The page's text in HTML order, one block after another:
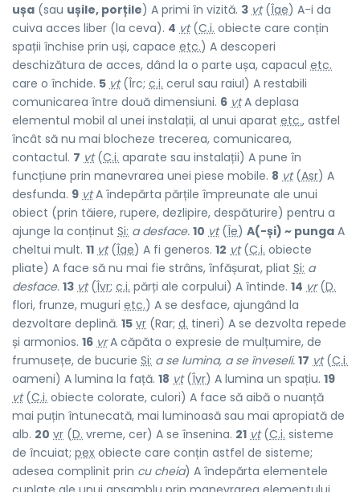
ușa (sau ușile, porțile) A primi în vizită. 3 vt(Îae) A-i da
cuiva acces liber (la ceva). 4 vt(C.i. obiecte care conțin
spații închise prin uși, capace etc.) A descoperi
deschizătura de acces, dând la o parte ușa, capacul etc.
care o închide. 5 vt(Îrc; c.i. cerul sau raiul) A restabili
comunicarea între două dimensiuni. 6 vtA deplasa
elementul mobil al unei instalații, al unui aparat etc., astfel
încât să nu mai blocheze trecerea, comunicarea,
contactul. 7 vt(C.i. aparate sau instalații) A pune în
funcțiune prin manevrarea unei piese mobile. 8 vt(Asr) A
desfunda. 9 vtA îndepărta părțile împreunate ale unui
obiect (prin tăiere, rupere, dezlipire, despăturire) pentru a
ajunge la conținut Si: a desface. 10 vt(Îe) A(-și) ~ punga A
cheltui mult. 11 vt(Îae) A fi generos. 12 vt(C.i. obiecte
pliate) A face să nu mai fie strâns, înfășurat, pliat Si: a
desface. 13 vt(Îvr; c.i. părți ale corpului) A întinde. 14 vr(D.
flori, frunze, muguri etc.) A se desface, ajungând la
dezvoltare deplină. 15 vr (Rar; d. tineri) A se dezvolta repede
și armonios. 16 vrA căpăta o expresie de mulțumire, de
frumusețe, de bucurie Si: a se lumina, a se înveseli. 17 vt(C.i.
oameni) A lumina la față. 18 vt(Îvr) A lumina un spațiu. 19
vt(C.i. obiecte colorate, culori) A face să aibă o nuanță
mai puțin întunecată, mai luminoasă sau mai apropiată de
alb. 20 vr (D. vreme, cer) A se însenina. 21 vt(C.i. sisteme
de încuiat; pex obiecte care conțin astfel de sisteme;
adesea complinit prin cu cheia) A îndepărta elementele